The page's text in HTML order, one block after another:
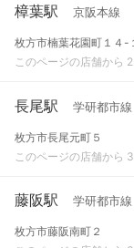
樟葉駅 京阪本線
枚方市楠葉花園町１４-
このページの店舗から
長尾駅 学研都市線
枚方市長尾元町５
このページの店舗から
藤阪駅 学研都市線
枚方市藤阪南町２